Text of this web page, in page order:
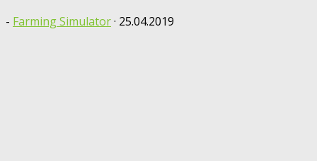
- Farming Simulator· 25.04.2019